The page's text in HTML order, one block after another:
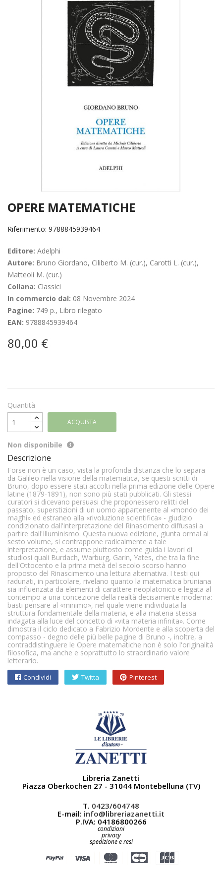
OPERE MATEMATICHE
Riferimento: 9788845939464
Editore: Adelphi
Autore: Bruno Giordano, Ciliberto M. (cur.), Carotti L. (cur.),
Matteoli M. (cur.)
Collana: Classici
In commercio dal: 08 Novembre 2024
Pagine: 749 p., Libro rilegato
EAN: 9788845939464
80,00 €
Quantità
ACQUISTA
Non disponibile
Descrizione
Forse non è un caso, vista la profonda distanza che lo separa
da Galileo nella visione della matematica, se questi scritti di
Bruno, dopo essere stati accolti nella prima edizione delle Opere
latine (1879-1891), non sono più stati pubblicati. Gli stessi
curatori si dicevano persuasi che proponessero relitti del
passato, superstizioni di un uomo appartenente al «mondo dei
maghi» ed estraneo alla «rivoluzione scientifica» - giudizio
condizionato dall'interpretazione del Rinascimento diffusasi a
partire dall'Illuminismo. Questa nuova edizione, giunta ormai al
sesto volume, si contrappone radicalmente a tale
interpretazione, e assume piuttosto come guida i lavori di
studiosi quali Burdach, Warburg, Garin, Yates, che tra la fine
dell'Ottocento e la prima metà del secolo scorso hanno
proposto del Rinascimento una lettura alternativa. I testi qui
radunati, in particolare, rivelano quanto la matematica bruniana
sia influenzata da elementi di carattere neoplatonico e legata al
contempo a una concezione della realtà decisamente moderna:
basti pensare al «minimo», nel quale viene individuata la
struttura fondamentale della materia, e alla materia stessa
indagata alla luce del concetto di «vita materia infinita». Come
dimostra il ciclo dedicato a Fabrizio Mordente e alla scoperta del
compasso - degno delle più belle pagine di Bruno -, inoltre, a
contraddistinguere le Opere matematiche non è solo l'originalità
filosofica, ma anche e soprattutto lo straordinario valore
letterario.
Condividi Twitta Pinterest
Libreria Zanetti
Piazza Oberkochen 27 - 31044 Montebelluna (TV)
T. 0423/604748
E-mail: info@libreriazanetti.it
P.IVA: 04186800266
condizioni
privacy
spedizione e resi